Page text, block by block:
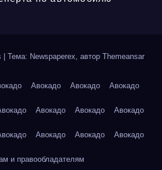
Тема: Newspaperex, автор Themeansar
Авокадо Авокадо Авокадо
Авокадо Авокадо Авокадо
Авокадо Авокадо Авокадо
и правообладателям